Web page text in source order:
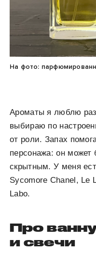
На фото:
Ароматы я люблю
выбираю по
от роли. Запах
персонажа: он
скрытным. У меня
Sycomore Chanel, Le
Labo.
Про
и свечи